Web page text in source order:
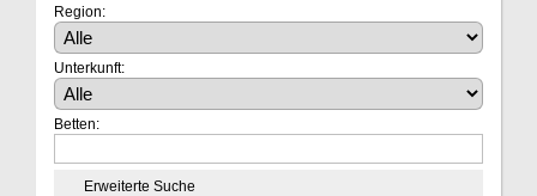
Region:
Unterkunft:
Betten:
Erweiterte Suche